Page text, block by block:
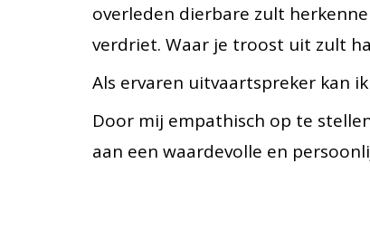
overleden dierbare zult
verdriet. Waar je troost uit zult
Als ervaren uitvaartspreker kan
Door mij empathisch op te
aan een waardevolle en